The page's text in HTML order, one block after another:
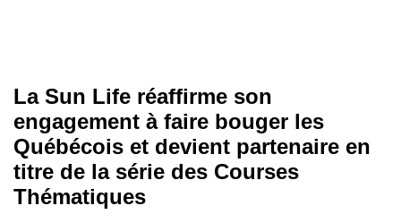
La Sun Life réaffirme son
engagement à faire bouger les
Québécois et devient partenaire en
titre de la série des Courses
Thématiques